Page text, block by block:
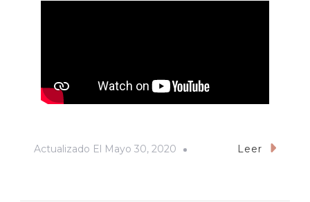
Actualizado El Mayo 30, 2020 Leer